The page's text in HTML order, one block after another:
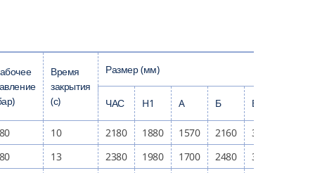
Время
закрытия
(с)
Размер (мм)
ЧАС H1 A Б Б
10 2180 1880 1570 2160 3000
13 2380 1980 1700 2480 3000